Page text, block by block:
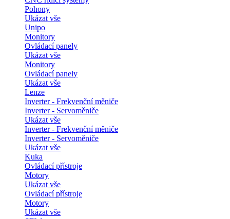
Pohony
Ukázat vše
Unipo
Monitory
Ovládací panely
Ukázat vše
Monitory
Ovládací panely
Ukázat vše
Lenze
Inverter - Frekvenční měniče
Inverter - Servoměniče
Ukázat vše
Inverter - Frekvenční měniče
Inverter - Servoměniče
Ukázat vše
Kuka
Ovládací přístroje
Motory
Ukázat vše
Ovládací přístroje
Motory
Ukázat vše